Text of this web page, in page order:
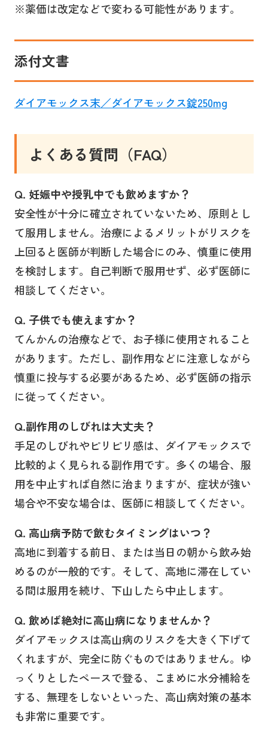
※薬価は改定などで変わる可能性があります。
添付文書
ダイアモックス末／ダイアモックス錠250mg
よくある質問（FAQ）
Q. 妊娠中や授乳中でも飲めますか？
安全性が十分に確立されていないため、原則とし
て服用しません。治療によるメリットがリスクを
上回ると医師が判断した場合にのみ、慎重に使用
を検討します。自己判断で服用せず、必ず医師に
相談してください。
Q. 子供でも使えますか？
てんかんの治療などで、お子様に使用されること
があります。ただし、副作用などに注意しながら
慎重に投与する必要があるため、必ず医師の指示
に従ってください。
Q.副作用のしびれは大丈夫？
手足のしびれやピリピリ感は、ダイアモックスで
比較的よく見られる副作用です。多くの場合、服
用を中止すれば自然に治まりますが、症状が強い
場合や不安な場合は、医師に相談してください。
Q. 高山病予防で飲むタイミングはいつ？
高地に到着する前日、または当日の朝から飲み始
めるのが一般的です。そして、高地に滞在してい
る間は服用を続け、下山したら中止します。
Q. 飲めば絶対に高山病になりませんか？
ダイアモックスは高山病のリスクを大きく下げて
くれますが、完全に防ぐものではありません。ゆ
っくりとしたペースで登る、こまめに水分補給を
する、無理をしないといった、高山病対策の基本
も非常に重要です。